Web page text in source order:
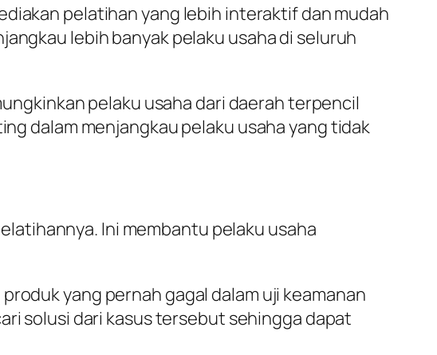
pelatihan yang lebih interaktif dan mudah
lebih banyak pelaku usaha di seluruh
pelaku usaha dari daerah terpencil
dalam menjangkau pelaku usaha yang tidak
Ini membantu pelaku usaha
yang pernah gagal dalam uji keamanan
solusi dari kasus tersebut sehingga dapat